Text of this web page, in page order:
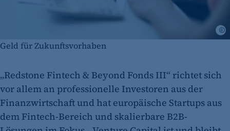
Geld für Zukunftsvorhaben
„Redstone Fintech & Beyond Fonds III“ richtet sich
vor allem an professionelle Investoren aus der
Finanzwirtschaft und hat europäische Startups aus
dem Fintech-Bereich und skalierbare B2B-